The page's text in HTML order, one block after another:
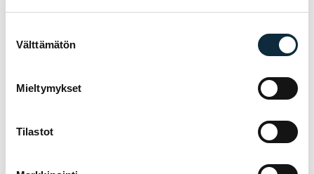
valinta
Välttämätön
Mieltymykset
Tilastot
Asiantuntijamme auttavat löytämään oikean